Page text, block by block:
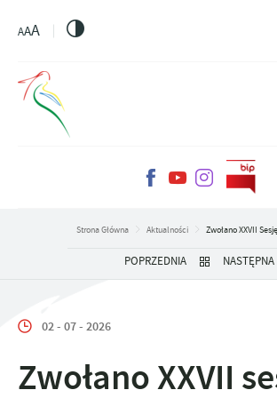
AAA
Strona Główna Aktualności Zwołano XXVII
POPRZEDNIA NASTĘPNA
02 - 07 - 2026
Zwołano XXVII